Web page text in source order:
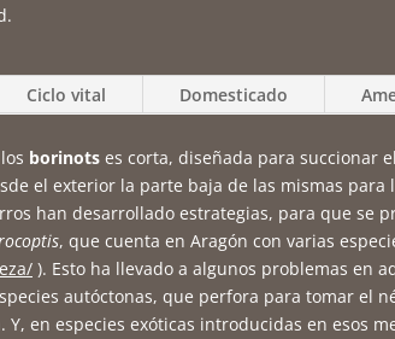
Ciclo vital Domesticado
borinots es corta, diseñada para succionar
el exterior la parte baja de las mismas
han desarrollado estrategias, para que se
, que cuenta en Aragón con varias
). Esto ha llevado a algunos problemas en
autóctonas, que perfora para tomar el
Y, en especies exóticas introducidas en esos